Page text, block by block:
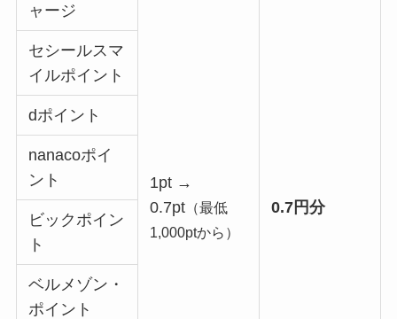
1pt →
0.7pt （最低
1,000ptから）
0.7円分
ャージ
セシールスマ
イルポイント
dポイント
nanacoポイ
ント
ビックポイン
ト
ベルメゾン・
ポイント